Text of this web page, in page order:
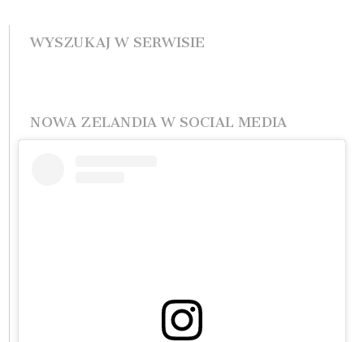
WYSZUKAJ W SERWISIE
NOWA ZELANDIA W SOCIAL MEDIA